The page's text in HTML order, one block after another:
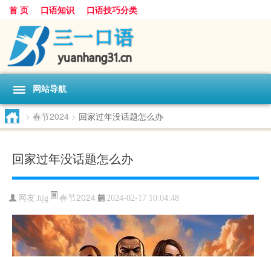
首 页 口语知识 口语技巧分类
网站导航
> 春节2024 > 回家过年没话题怎么办
回家过年没话题怎么办
网友:hjg 春节2024 2024-02-17 10:04:48